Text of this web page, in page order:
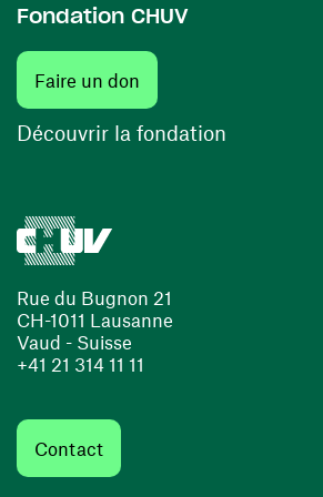
Rue du Bugnon 21
CH-1011 Lausanne
Vaud - Suisse
+41 21 314 11 11
Contact
Fondation CHUV
Faire un don
Découvrir la fondation